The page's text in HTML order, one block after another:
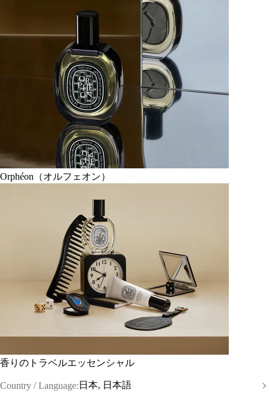
Orphéon（オルフェオン）
香りのトラベルエッセンシャル
Country / Language: 日本, 日本語